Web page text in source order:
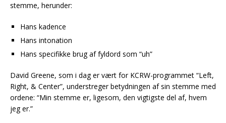
stemme, herunder:
Hans kadence
Hans intonation
Hans specifikke brug af fyldord som “uh”
David Greene, som i dag er vært for KCRW-programmet “Left,
Right, & Center”, understreger betydningen af sin stemme med
ordene: “Min stemme er, ligesom, den vigtigste del af, hvem
jeg er.”